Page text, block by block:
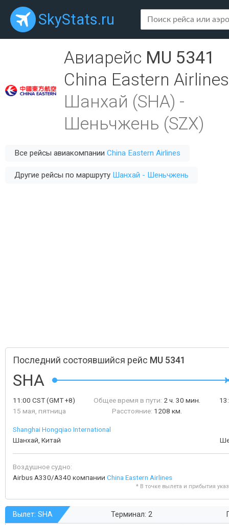
SkyStats.ru
Авиарейс MU 5341
China Eastern Airlines
Шанхай (SHA) -
Шеньчжень (SZX)
Все рейсы авиакомпании China Eastern Airlines
Другие рейсы по маршруту Шанхай - Шеньчжень
Последний состоявшийся рейс MU 5341
SHA
11:00 CST(GMT +8)
15 мая, пятница
Общее время в пути: 2 ч. 30 мин.
Расстояние: 1208 км.
Shanghai Hongqiao International
Шанхай, Китай
Воздушное судно:
Airbus A330/A340 компании China Eastern Airlines
* В точке вылета и прибытия
Вылет: SHA Терминал: 2